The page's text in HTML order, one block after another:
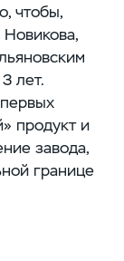
чтобы,
лет.
продукт и
завода,
границе